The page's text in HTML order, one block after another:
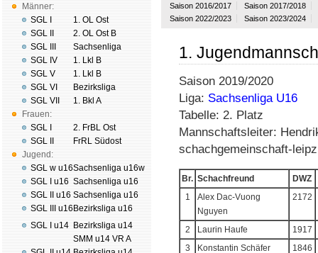
Männer:
SGL I
SGL II
SGL III
SGL IV
SGL V
SGL VI
SGL VII
Frauen:
SGL I
SGL II
Jugend:
SGL w u16
SGL I u16
SGL II u16
SGL III u16
SGL I u14
1. OL Ost
2. OL Ost B
Sachsenliga
1. Lkl B
1. Lkl B
Bezirksliga
1. Bkl A
2. FrBL Ost
FrRL Südost
Sachsenliga u16w
Sachsenliga u16
Sachsenliga u16
Bezirksliga u16
Bezirksliga u14
SMM u14 VR A
Saison 2016/2017
Saison 2017/2018
Saison 2022/2023
Saison 2023/2024
1.
Saison 2019/2020
Liga: Sachsenliga U16
Tabelle: 2. Platz
Mannschaftsleiter:
schachgemeinschaft-
Br. Schachfreund
DWZ
1
Alex Dac-Vuong
Nguyen
2172
2 Laurin Haufe
1917
3
Konstantin Schäfer 1846